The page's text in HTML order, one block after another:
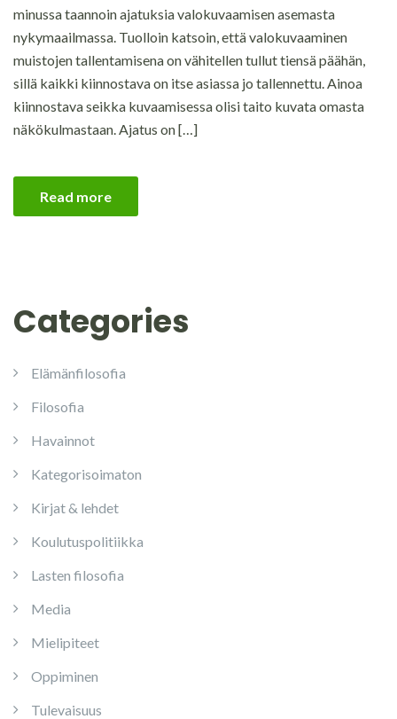
minussa taannoin ajatuksia valokuvaamisen asemasta
nykymaailmassa. Tuolloin katsoin, että valokuvaaminen
muistojen tallentamisena on vähitellen tullut tiensä päähän,
sillä kaikki kiinnostava on itse asiassa jo tallennettu. Ainoa
kiinnostava seikka kuvaamisessa olisi taito kuvata omasta
näkökulmastaan. Ajatus on […]
Read more
Categories
Elämänfilosofia
Filosofia
Havainnot
Kategorisoimaton
Kirjat & lehdet
Koulutuspolitiikka
Lasten filosofia
Media
Mielipiteet
Oppiminen
Tulevaisuus